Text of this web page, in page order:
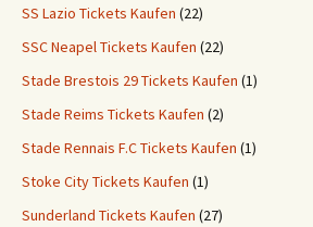
SS Lazio Tickets Kaufen (22)
SSC Neapel Tickets Kaufen (22)
Stade Brestois 29 Tickets Kaufen (1)
Stade Reims Tickets Kaufen (2)
Stade Rennais F.C Tickets Kaufen (1)
Stoke City Tickets Kaufen (1)
Sunderland Tickets Kaufen (27)